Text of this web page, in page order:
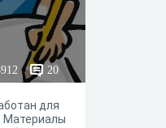
20
для
Материалы